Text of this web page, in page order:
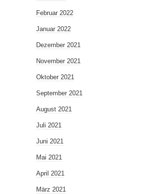
Februar 2022
Januar 2022
Dezember 2021
November 2021
Oktober 2021
September 2021
August 2021
Juli 2021
Juni 2021
Mai 2021
April 2021
März 2021